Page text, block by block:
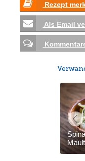
Rezept
Als Email